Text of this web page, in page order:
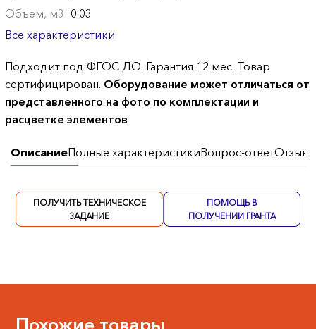
Объем, м3: 0.03
Все характеристики
Подходит под ФГОС ДО. Гарантия 12 мес. Товар
сертифицирован. Оборудование может отличаться от
представленного на фото по комплектации и
расцветке элементов
ОписаниеПолные характеристикиВопрос-ответОтзывы
ПОЛУЧИТЬ ТЕХНИЧЕСКОЕ
ЗАДАНИЕ
ПОМОЩЬ В
ПОЛУЧЕНИИ ГРАНТА